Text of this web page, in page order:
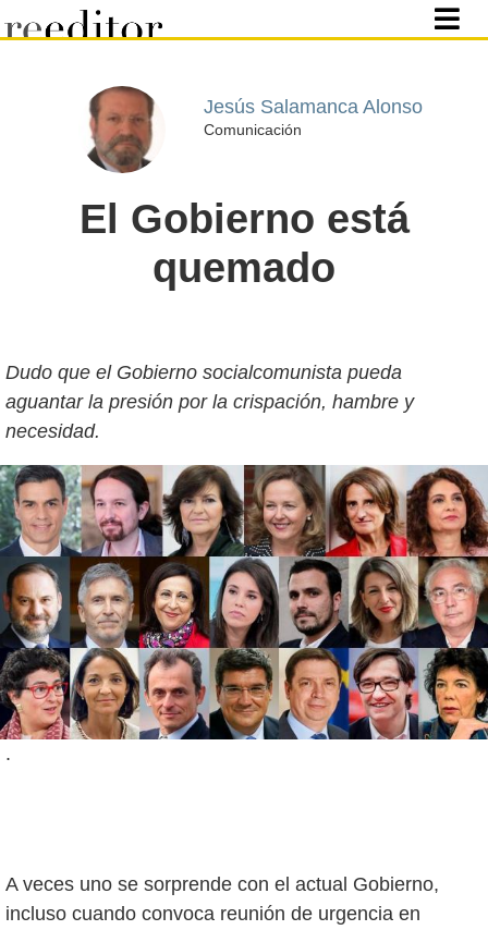
Jesús Salamanca Alonso
Comunicación
El Gobierno está
quemado
Dudo que el Gobierno socialcomunista pueda
aguantar la presión por la crispación, hambre y
necesidad.
.
A veces uno se sorprende con el actual Gobierno,
incluso cuando convoca reunión de urgencia en